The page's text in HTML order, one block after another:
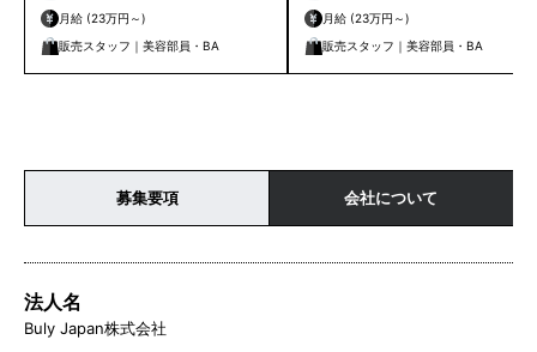
月給 (23万円～)
販売スタッフ｜美容部員・BA
月給 (23万円～)
販売スタッフ｜美容部員・BA
募集要項 会社について
法人名
Buly Japan株式会社